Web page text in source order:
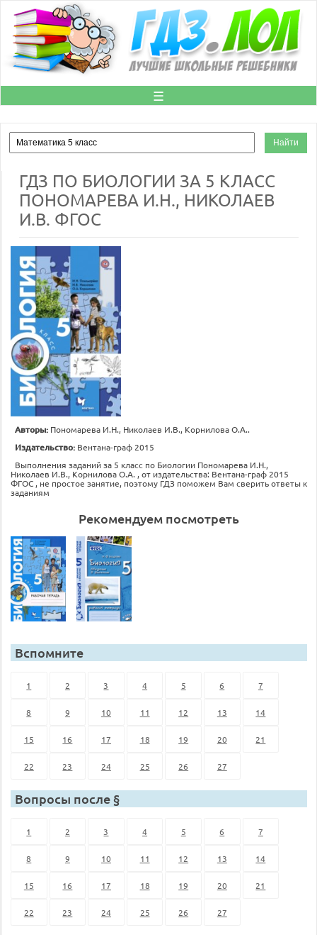
☰
ГДЗ ПО БИОЛОГИИ ЗА 5 КЛАСС
ПОНОМАРЕВА И.Н., НИКОЛАЕВ
И.В. ФГОС
Авторы: Пономарева И.Н., Николаев И.В., Корнилова О.А..
Издательство: Вентана-граф 2015
Выполнения заданий за 5 класс по Биологии Пономарева И.Н.,
Николаев И.В., Корнилова О.А. , от издательства: Вентана-граф 2015
ФГОС , не простое занятие, поэтому ГДЗ поможем Вам сверить ответы к
заданиям
Рекомендуем посмотреть
Вспомните
1 2 3 4 5 6 7
8 9 10 11 12 13 14
15 16 17 18 19 20 21
22 23 24 25 26 27
Вопросы после §
1 2 3 4 5 6 7
8 9 10 11 12 13 14
15 16 17 18 19 20 21
22 23 24 25 26 27